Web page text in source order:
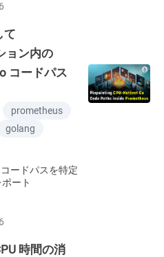
て
ョン内の
コードパス
prometheus
golang
ードパスを特定
ート
時間の消